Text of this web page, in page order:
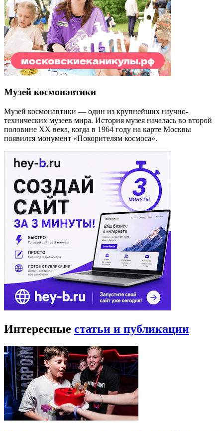
Музей космонавтики
Музей космонавтики — один из крупнейших научно-
технических музеев мира. История музея началась во второй
половине XX века, когда в 1964 году на карте Москвы
появился монумент «Покорителям космоса».
Интересные статьи и публикации